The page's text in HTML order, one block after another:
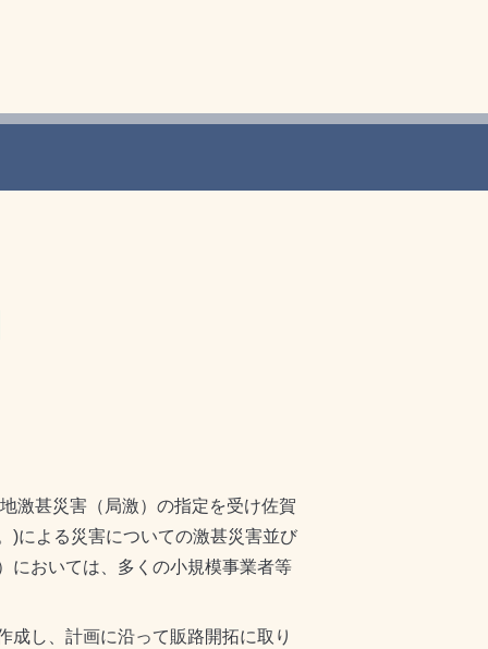
激甚災害（局激）の指定を受け佐賀
)による災害についての激甚災害並び
においては、多くの小規模事業者等
し、計画に沿って販路開拓に取り